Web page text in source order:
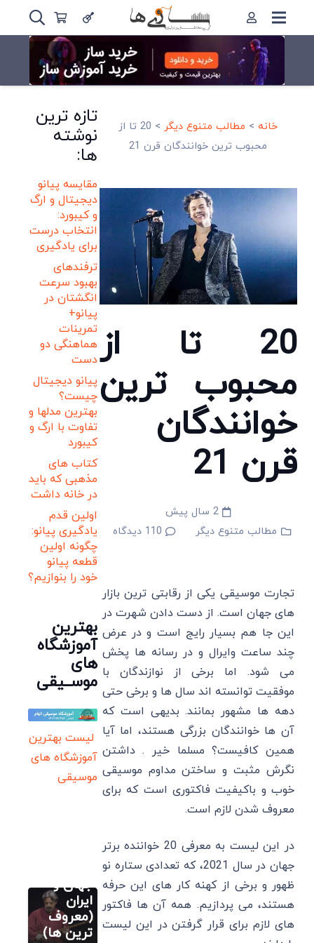
خانه > مطالب متنوع دیگر>
20 تا از
محبوب ترین خوانندگان قرن 21
20 تا از
محبوب ترین
خوانندگان
قرن 21
2 سال پیش
مطالب متنوع دیگر
110 دیدگاه
تجارت موسیقی یکی از رقابتی ترین بازار
های جهان است. از دست دادن شهرت در
این جا هم بسیار رایج است و در عرض
چند ساعت وایرال و در رسانه ها پخش
می شود. اما برخی از نوازندگان با
موفقیت توانسته ‌اند سال ‌ها و برخی حتی
دهه‌ ها مشهور بمانند. بدیهی است که
آن ها خوانندگان بزرگی هستند، اما آیا
همین کافیست؟ مسلما خیر . داشتن
نگرش مثبت و ساختن مداوم موسیقی
خوب و باکیفیت فاکتوری است که برای
معروف شدن لازم است.
در این لیست به معرفی 20 خواننده برتر
جهان در سال 2021، که تعدادی ستاره نو
ظهور و برخی از کهنه کار های این حرفه
هستند، می پردازیم. همه آن ها فاکتور
های لازم برای قرار گرفتن در این لیست
تازه ترین
نوشته
ها:
مقایسه پیانو
دیجیتال و ارگ
و کیبورد:
انتخاب درست
برای یادگیری
ترفندهای
بهبود سرعت
انگشتان در
پیانو+
تمرینات
هماهنگی دو
دست
پیانو دیجیتال
چیست؟
بهترین مدلها و
تفاوت با ارگ و
کیبورد
کتاب های
مذهبی که باید
در خانه داشت
اولین قدم
یادگیری پیانو:
چگونه اولین
قطعه پیانو
خود را بنوازیم؟
بهترین
آموزشگاه
های
موســیقی
لیست بهترین
آموزشگاه های
موسیقی
جهان و
ایران
(معروف
ترین ها)
تار
20 بهترین
نوازنده تار
سایر